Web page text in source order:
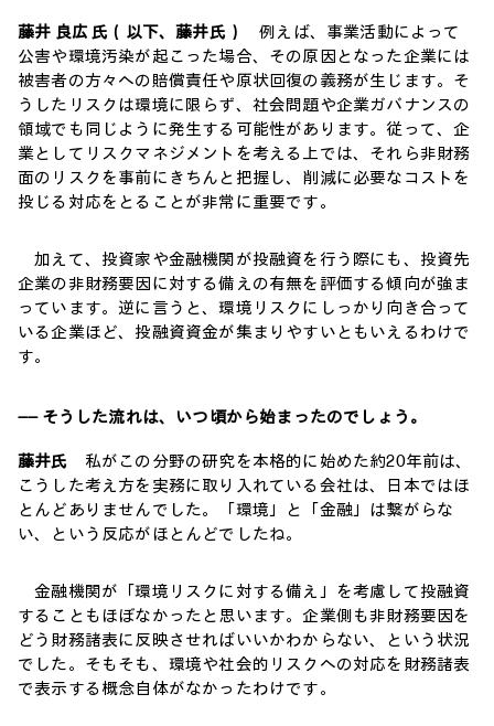
藤井 良広 氏（以下、藤井氏）
例えば、事業活動によって
公害や環境汚染が起こった場合、その原因となった企業には
被害者の方々への賠償責任や原状回復の義務が生じます。そ
うしたリスクは環境に限らず、社会問題や企業ガバナンスの
領域でも同じように発生する可能性があります。従って、企
業としてリスクマネジメントを考える上では、それら非財務
面のリスクを事前にきちんと把握し、削減に必要なコストを
投じる対応をとることが非常に重要です。
加えて、投資家や金融機関が投融資を行う際にも、投資先
企業の非財務要因に対する備えの有無を評価する傾向が強ま
っています。逆に言うと、環境リスクにしっかり向き合って
いる企業ほど、投融資資金が集まりやすいともいえるわけで
す。
―― そうした流れは、いつ頃から始まったのでしょう。
藤井氏 私がこの分野の研究を本格的に始めた約20年前は、
こうした考え方を実務に取り入れている会社は、日本ではほ
とんどありませんでした。「環境」と「金融」は繋がらな
い、という反応がほとんどでしたね。
金融機関が「環境リスクに対する備え」を考慮して投融資
することもほぼなかったと思います。企業側も非財務要因を
どう財務諸表に反映させればいいかわからない、という状況
でした。そもそも、環境や社会的リスクへの対応を財務諸表
で表示する概念自体がなかったわけです。